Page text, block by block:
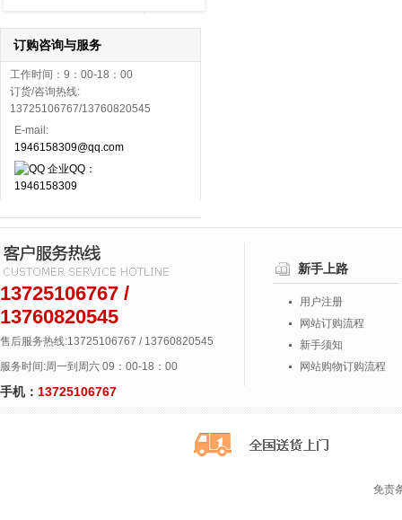
订购咨询与服务
工作时间：9：00-18：00
订货/咨询热线:
13725106767/13760820545
E-mail:
1946158309@qq.com
企业QQ：
1946158309
13725106767 /
13760820545
售后服务热线:13725106767 / 13760820545
服务时间:周一到周六 09：00-18：00
手机： 13725106767
新手上路
用户注册
网站订购流程
新手须知
网站购物订购流程
免责